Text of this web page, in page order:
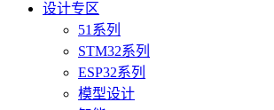
设计专区
51系列
STM32系列
ESP32系列
模型设计